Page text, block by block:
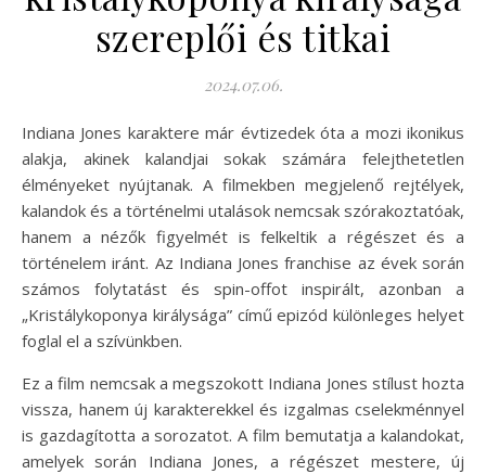
szereplői és titkai
2024.07.06.
Indiana Jones karaktere már évtizedek óta a mozi ikonikus
alakja, akinek kalandjai sokak számára felejthetetlen
élményeket nyújtanak. A filmekben megjelenő rejtélyek,
kalandok és a történelmi utalások nemcsak szórakoztatóak,
hanem a nézők figyelmét is felkeltik a régészet és a
történelem iránt. Az Indiana Jones franchise az évek során
számos folytatást és spin-offot inspirált, azonban a
„Kristálykoponya királysága” című epizód különleges helyet
foglal el a szívünkben.
Ez a film nemcsak a megszokott Indiana Jones stílust hozta
vissza, hanem új karakterekkel és izgalmas cselekménnyel
is gazdagította a sorozatot. A film bemutatja a kalandokat,
amelyek során Indiana Jones, a régészet mestere, új